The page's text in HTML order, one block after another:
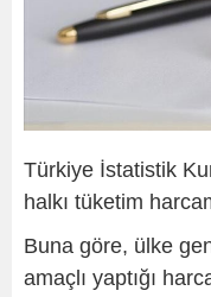
Türkiye İstatistik
halkı tüketim
Buna göre, ülke
amaçlı yaptığı